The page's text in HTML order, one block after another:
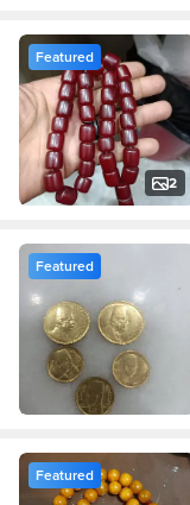
2
Featured
Featured
Featured